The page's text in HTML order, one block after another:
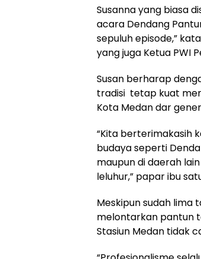
Susanna yang biasa
acara Dendang
sepuluh episode,”
yang juga Ketua PWI
Susan berharap
tradisi tetap kuat
Kota Medan dar
“Kita berterimakasih
budaya seperti
maupun di daerah
leluhur,” papar ibu
Meskipun sudah lima
melontarkan pantun
Stasiun Medan tidak